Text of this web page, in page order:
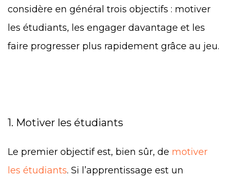
considère en général trois objectifs : motiver
les étudiants, les engager davantage et les
faire progresser plus rapidement grâce au jeu.
1. Motiver les étudiants
Le premier objectif est, bien sûr, de motiver
les étudiants. Si l’apprentissage est un